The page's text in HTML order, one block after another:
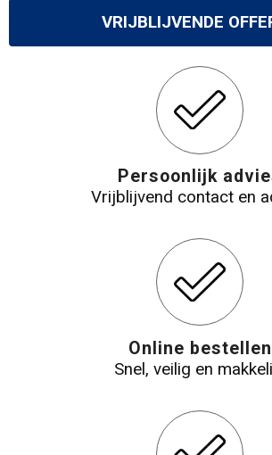
VRIJBLIJVENDE
Persoonlijk
Vrijblijvend contact en
Online bestellen
Snel, veilig en